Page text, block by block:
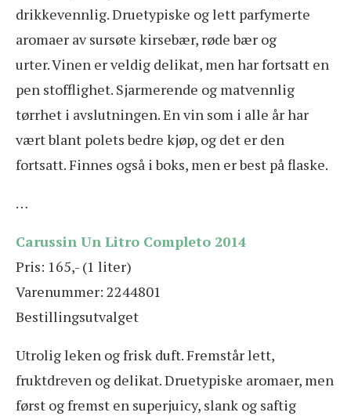
drikkevennlig. Druetypiske og lett parfymerte
aromaer av sursøte kirsebær, røde bær og
urter. Vinen er veldig delikat, men har fortsatt en
pen stofflighet. Sjarmerende og matvennlig
tørrhet i avslutningen. En vin som i alle år har
vært blant polets bedre kjøp, og det er den
fortsatt. Finnes også i boks, men er best på flaske.
…
Carussin Un Litro Completo 2014
Pris: 165,- (1 liter)
Varenummer: 2244801
Bestillingsutvalget
Utrolig leken og frisk duft. Fremstår lett,
fruktdreven og delikat. Druetypiske aromaer, men
først og fremst en superjuicy, slank og saftig